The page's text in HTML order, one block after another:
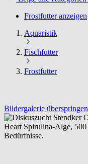
Frostfutter anzeigen
Aquaristik
Fischfutter
Frostfutter
Bildergalerie überspringen